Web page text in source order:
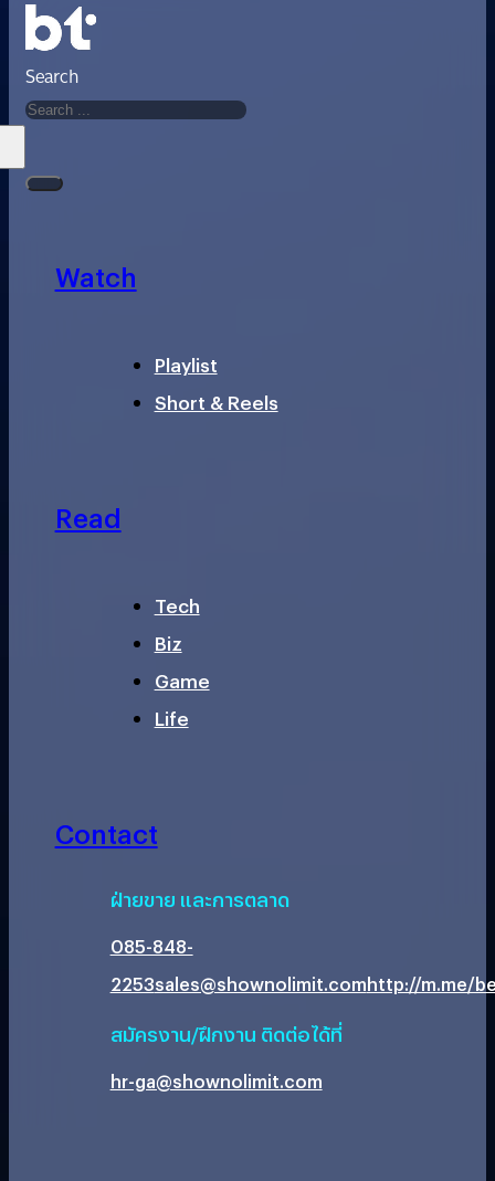
Search
Watch
Playlist
Short & Reels
Read
Tech
Biz
Game
Life
Contact
ฝ่ายขาย และการตลาด
085-848-
2253sales@shownolimit.comhttp://m.me/
สมัครงาน/ฝึกงาน ติดต่อได้ที่
hr-ga@shownolimit.com